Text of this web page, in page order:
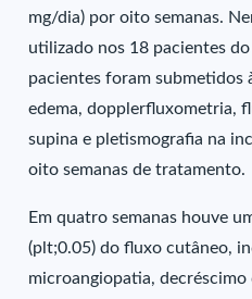
mg/dia) por oito semanas.
utilizado nos 18 pacientes
pacientes foram submetidos
edema, dopplerfluxometria,
supina e pletismografia na
oito semanas de tratamento.
Em quatro semanas houve
(plt;0.05) do fluxo cutâneo,
microangiopatia,